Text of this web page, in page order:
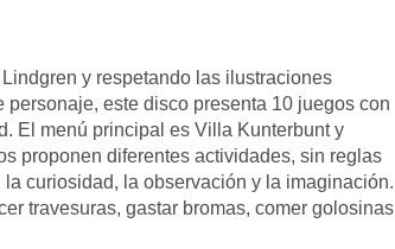
y respetando las ilustraciones
este disco presenta 10 juegos con
El menú principal es Villa Kunterbunt y
proponen diferentes actividades, sin reglas
curiosidad, la observación y la imaginación.
travesuras, gastar bromas, comer golosinas